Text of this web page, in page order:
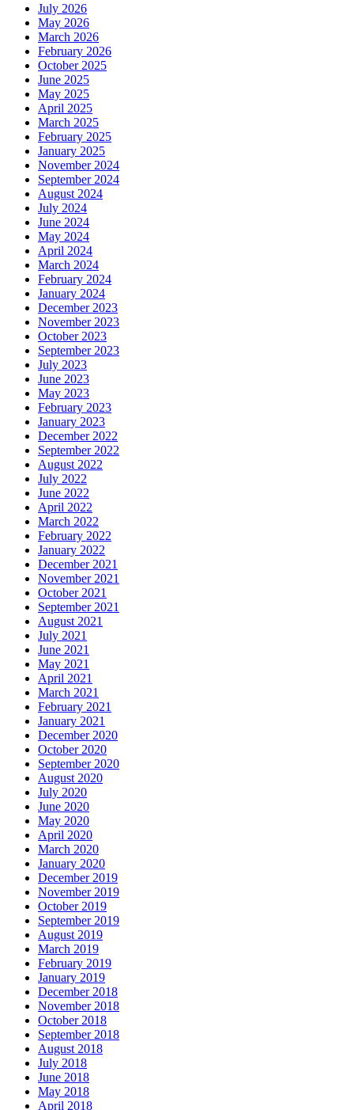
July 2026
May 2026
March 2026
February 2026
October 2025
June 2025
May 2025
April 2025
March 2025
February 2025
January 2025
November 2024
September 2024
August 2024
July 2024
June 2024
May 2024
April 2024
March 2024
February 2024
January 2024
December 2023
November 2023
October 2023
September 2023
July 2023
June 2023
May 2023
February 2023
January 2023
December 2022
September 2022
August 2022
July 2022
June 2022
April 2022
March 2022
February 2022
January 2022
December 2021
November 2021
October 2021
September 2021
August 2021
July 2021
June 2021
May 2021
April 2021
March 2021
February 2021
January 2021
December 2020
October 2020
September 2020
August 2020
July 2020
June 2020
May 2020
April 2020
March 2020
January 2020
December 2019
November 2019
October 2019
September 2019
August 2019
March 2019
February 2019
January 2019
December 2018
November 2018
October 2018
September 2018
August 2018
July 2018
June 2018
May 2018
April 2018